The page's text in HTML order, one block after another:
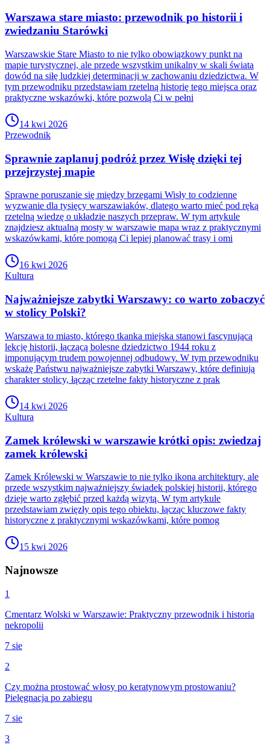
Warszawa stare miasto: przewodnik po historii i
zwiedzaniu Starówki
Warszawskie Stare Miasto to nie tylko obowiązkowy punkt na
mapie turystycznej, ale przede wszystkim unikalny w skali świata
dowód na siłę ludzkiej determinacji w zachowaniu dziedzictwa. W
tym przewodniku przedstawiam rzetelną historię tego miejsca oraz
praktyczne wskazówki, które pozwolą Ci w pełni
14 kwi 2026
Przewodnik
Sprawnie zaplanuj podróż przez Wisłę dzięki tej
przejrzystej mapie
Sprawne poruszanie się między brzegami Wisły to codzienne
wyzwanie dla tysięcy warszawiaków, dlatego warto mieć pod ręką
rzetelną wiedzę o układzie naszych przepraw. W tym artykule
znajdziesz aktualną mosty w warszawie mapa wraz z praktycznymi
wskazówkami, które pomogą Ci lepiej planować trasy i omi
16 kwi 2026
Kultura
Najważniejsze zabytki Warszawy: co warto zobaczyć
w stolicy Polski?
Warszawa to miasto, którego tkanka miejska stanowi fascynującą
lekcję historii, łączącą bolesne dziedzictwo 1944 roku z
imponującym trudem powojennej odbudowy. W tym przewodniku
wskażę Państwu najważniejsze zabytki Warszawy, które definiują
charakter stolicy, łącząc rzetelne fakty historyczne z prak
14 kwi 2026
Kultura
Zamek królewski w warszawie krótki opis: zwiedzaj
zamek królewski
Zamek Królewski w Warszawie to nie tylko ikona architektury, ale
przede wszystkim najważniejszy świadek polskiej historii, którego
dzieje warto zgłębić przed każdą wizytą. W tym artykule
przedstawiam zwięzły opis tego obiektu, łącząc kluczowe fakty
historyczne z praktycznymi wskazówkami, które pomog
15 kwi 2026
Najnowsze
1
Cmentarz Wolski w Warszawie: Praktyczny przewodnik i historia
nekropolii
7 sie
2
Czy można prostować włosy po keratynowym prostowaniu?
Pielęgnacja po zabiegu
7 sie
3